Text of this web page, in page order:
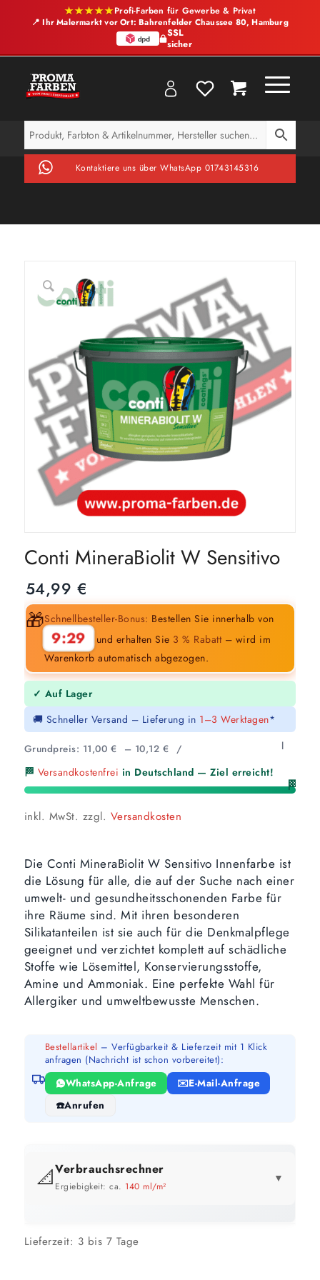
★★★★★Profi-Farben für Gewerbe & Privat
📍 Ihr Malermarkt vor Ort: Bahrenfelder Chaussee 80, Hamburg
SSL
sicher
Kontaktiere uns über WhatsApp 01743145316
Conti MineraBiolit W Sensitivo
54,99 €
🎁Schnellbesteller-Bonus: Bestellen Sie innerhalb von
9:28 und erhalten Sie 3 % Rabatt– wird im
Warenkorb automatisch abgezogen.
✓ Auf Lager
🚚 Schneller Versand – Lieferung in 1–3 Werktagen*
Grundpreis: 11,00 € – 10,12 € / l
🏁 Versandkostenfrei in Deutschland — Ziel erreicht!
🏁
inkl. MwSt. zzgl. Versandkosten
Die Conti MineraBiolit W Sensitivo Innenfarbe ist
die Lösung für alle, die auf der Suche nach einer
umwelt- und gesundheitsschonenden Farbe für
ihre Räume sind. Mit ihren besonderen
Silikatanteilen ist sie auch für die Denkmalpflege
geeignet und verzichtet komplett auf schädliche
Stoffe wie Lösemittel, Konservierungsstoffe,
Amine und Ammoniak. Eine perfekte Wahl für
Allergiker und umweltbewusste Menschen.
Bestellartikel – Verfügbarkeit & Lieferzeit mit 1 Klick
anfragen (Nachricht ist schon vorbereitet):
WhatsApp-Anfrage
E-Mail-Anfrage
Anrufen
📐Verbrauchsrechner
Ergiebigkeit: ca. 140 ml/m²
▼
Je größer das Gebinde, desto günstiger.
Lieferzeit: 3 bis 7 Tage